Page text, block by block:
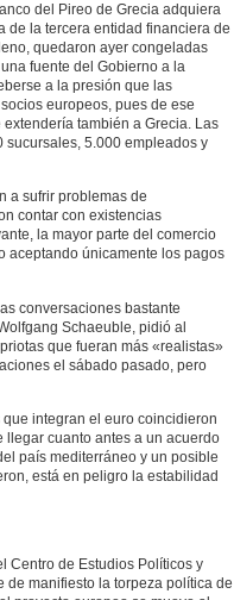
del Pireo de Grecia adquiera
de la tercera entidad financiera de
quedaron ayer congeladas
fuente del Gobierno a la
a la presión que las
europeos, pues de ese
también a Grecia. Las
5.000 empleados y
a sufrir problemas de
contar con existencias
la mayor parte del comercio
aceptando únicamente los pagos
conversaciones bastante
Schaeuble, pidió al
que fueran más «realistas»
el sábado pasado, pero
integran el euro coincidieron
llegar cuanto antes a un acuerdo
país mediterráneo y un posible
está en peligro la estabilidad
Centro de Estudios Políticos y
de manifiesto la torpeza política de